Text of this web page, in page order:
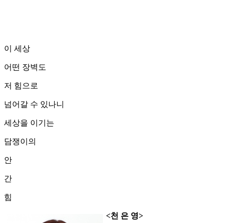
이 세상
어떤 장벽도
저 힘으로
넘어갈 수 있나니
세상을 이기는
담쟁이의
안
간
힘
<천 은 영>